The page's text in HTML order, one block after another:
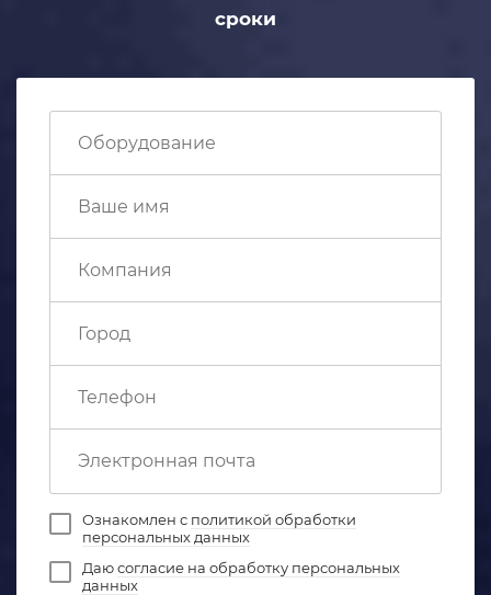
сроки
Ознакомлен с политикой обработки
персональных данных
Даюсогласие на обработку персональных
данных